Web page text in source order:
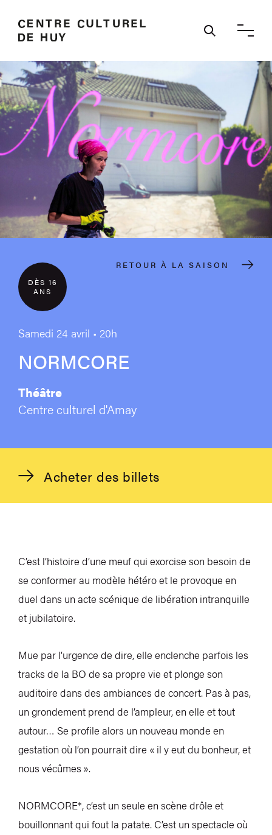
Ouvrir /
RETOUR À LA SAISON
DÈS 16
ANS
Samedi 24 avril • 20h
NORMCORE
Théâtre
Centre culturel d'Amay
Acheter des billets
C’est l’histoire d’une meuf qui exorcise son besoin de
se conformer au modèle hétéro et le provoque en
duel dans un acte scénique de libération intranquille
et jubilatoire.
Mue par l’urgence de dire, elle enclenche parfois les
tracks de la BO de sa propre vie et plonge son
auditoire dans des ambiances de concert. Pas à pas,
un grondement prend de l’ampleur, en elle et tout
autour… Se profile alors un nouveau monde en
gestation où l’on pourrait dire « il y eut du bonheur, et
nous vécûmes ».
NORMCORE*, c’est un seule en scène drôle et
bouillonnant qui fout la patate. C’est un spectacle où